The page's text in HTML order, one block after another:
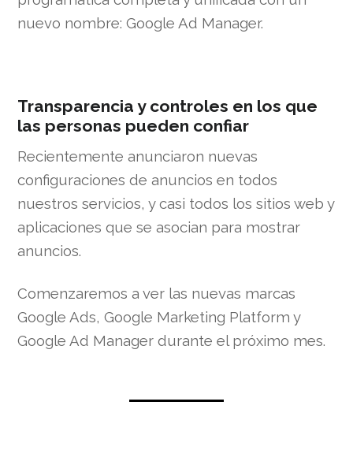
nuevo nombre: Google Ad Manager.
Transparencia y controles en los que
las personas pueden confiar
Recientemente anunciaron nuevas
configuraciones de anuncios en todos
nuestros servicios, y casi todos los sitios web y
aplicaciones que se asocian para mostrar
anuncios.
Comenzaremos a ver las nuevas marcas
Google Ads, Google Marketing Platform y
Google Ad Manager durante el próximo mes.